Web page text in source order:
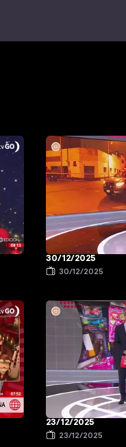
30/12/2025
30/12/2025
23/12/2025
23/12/2025